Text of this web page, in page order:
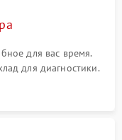
для вас время.
для диагностики.